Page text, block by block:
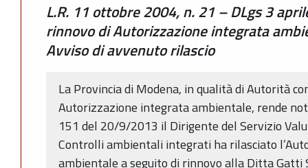
L.R. 11 ottobre 2004, n. 21 – DLgs 3
rinnovo di Autorizzazione integrata
Avviso di avvenuto rilascio
La Provincia di Modena, in qualità di Autorità
Autorizzazione integrata ambientale, rende
151 del 20/9/2013 il Dirigente del Servizio
Controlli ambientali integrati ha rilasciato
ambientale a seguito di rinnovo alla Ditta Gatti